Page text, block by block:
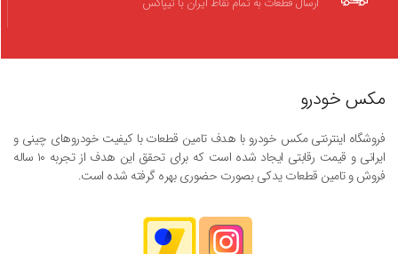
مکس خودرو
فروشگاه اینترنتی مکس خودرو با هدف تامین قطعات با کیفیت خودروهای چینی و
ایرانی و قیمت رقابتی ایجاد شده است که برای تحقق این هدف از تجربه ۱۰ ساله
فروش و تامین قطعات یدکی بصورت حضوری بهره گرفته شده است.